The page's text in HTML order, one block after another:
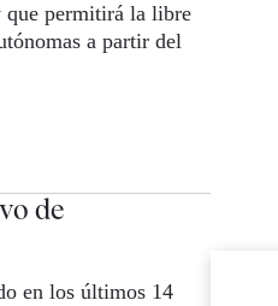
que permitirá la libre
a partir del
de
en los últimos 14